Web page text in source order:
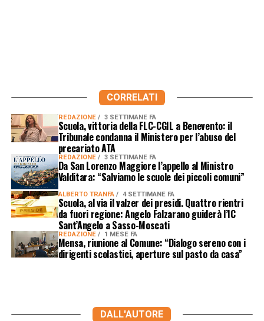
CORRELATI
REDAZIONE 3 SETTIMANE FA
Scuola, vittoria della FLC-CGIL a Benevento: il
Tribunale condanna il Ministero per l’abuso del
precariato ATA
REDAZIONE 3 SETTIMANE FA
Da San Lorenzo Maggiore l’appello al Ministro
Valditara: “Salviamo le scuole dei piccoli comuni”
ALBERTO TRANFA 4 SETTIMANE FA
Scuola, al via il valzer dei presidi. Quattro rientri
da fuori regione: Angelo Falzarano guiderà l’IC
Sant’Angelo a Sasso-Moscati
REDAZIONE 1 MESE FA
Mensa, riunione al Comune: “Dialogo sereno con i
dirigenti scolastici, aperture sul pasto da casa”
DALL'AUTORE